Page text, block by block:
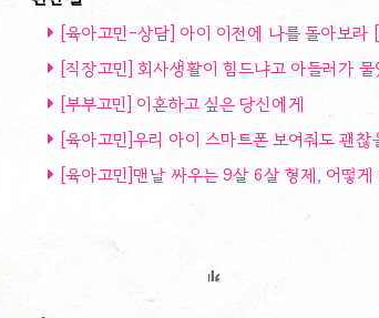
[육아고민-상담] 아이 이전에 나를 돌아보라
[직장고민] 회사생활이 힘드냐고 아들러가 물
[부부고민] 이혼하고 싶은 당신에게
[육아고민]우리 아이 스마트폰 보여줘도 괜찮
[육아고민]맨날 싸우는 9살 6살 형제, 어떻게